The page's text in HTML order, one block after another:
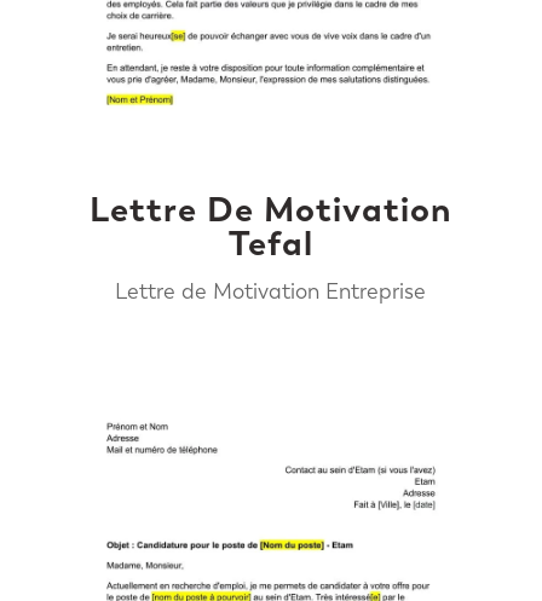
Lettre De Motivation
Tefal
Lettre de Motivation Entreprise